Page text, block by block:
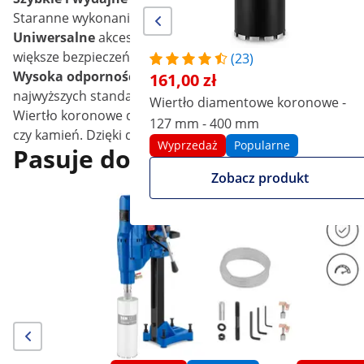
(23)
161,00 zł
Wiertło diamentowe koronowe -
127 mm - 400 mm
Wyprzedaż Popularne
Zobacz produkt
Staranne wykonanie wiertła MSW-DCD-400/152 to
Uniwersalneakcesorium MSW wykorzystasz do
większe bezpieczeństwo pracy oraz mniejsze zużycie
Wysoka odporność na ścieranie
i zminimalizowana
najwyższych standardów produkcji. Dodatkowo,
Wiertło koronowe diamentowe niemieckiej marki MSW
czy kamień. Dzięki dużej wytrzymałości gwarantuje
Pasuje do